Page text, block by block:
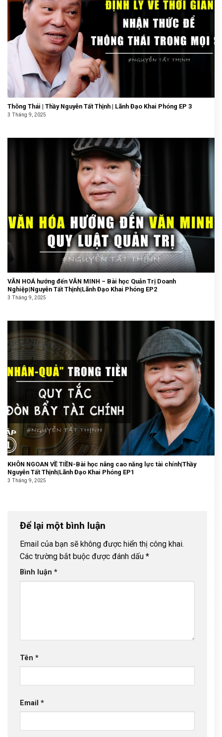
Thông Thái | Thầy Nguyễn Tất Thịnh | Lãnh Đạo Khai Phóng EP 3
3 Tháng 9, 2025
VĂN HOÁ hướng đến VĂN MINH – Bài học Quản Trị Doanh
Nghiệp|Nguyễn Tất Thịnh|Lãnh Đạo Khai Phóng EP2
3 Tháng 9, 2025
KHÔN NGOAN VỀ TIỀN-Bài học nâng cao năng lực tài chính|Thầy
Nguyễn Tất Thịnh|Lãnh Đạo Khai Phóng EP1
3 Tháng 9, 2025
Để lại một bình luận
Email của bạn sẽ không được hiển thị công khai.
Các trường bắt buộc được đánh dấu *
Bình luận *
Tên *
Email *